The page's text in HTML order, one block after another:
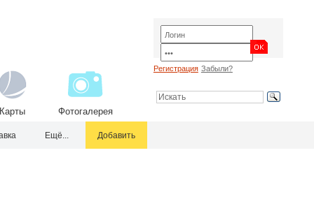
Карты Фотогалерея
Регистрация Забыли?
Ещё... Добавить